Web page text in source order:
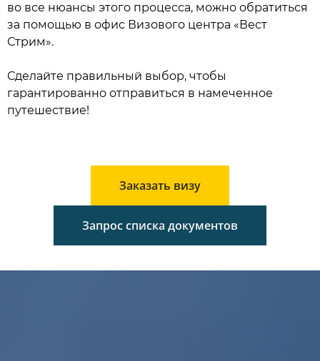
во все нюансы этого процесса, можно обратиться
за помощью в офис Визового центра «Вест
Стрим».
Сделайте правильный выбор, чтобы
гарантированно отправиться в намеченное
путешествие!
Заказать визу
Запрос списка документов